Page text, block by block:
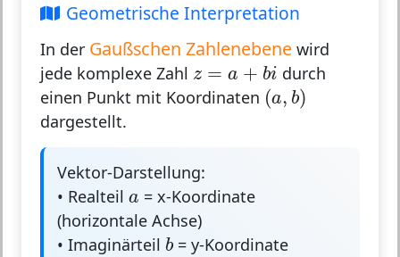
Geometrische Interpretation
In der Gaußschen Zahlenebene wird
jede komplexe Zahl z = a + bi
z =a +b i
durch
einen Punkt mit Koordinaten (a, b)
(a,b)
dargestellt.
Vektor-Darstellung:
• Realteil a
a = x-Koordinate
(horizontale Achse)
• Imaginärteil b
b= y-Koordinate